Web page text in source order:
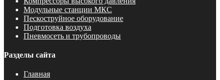
Модульные станции МКС
Пескоструйное оборудование
Подготовка воздуха
Пневмосеть и трубопроводы
Разделы сайта
Главная